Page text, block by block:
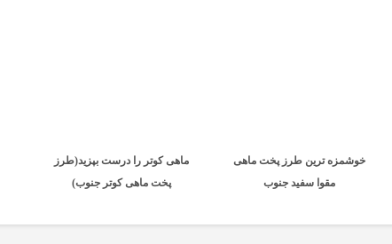
خوشمزه ترین طرز پخت ماهی
مقوا سفید جنوب
ماهی کوتر را درست بپزید(طرز
پخت ماهی کوتر جنوب)